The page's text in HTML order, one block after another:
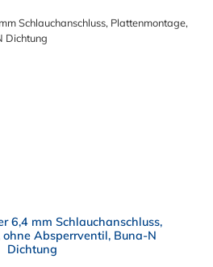
6,4 mm Schlauchanschluss,
Absperrventil, Buna-N
Dichtung